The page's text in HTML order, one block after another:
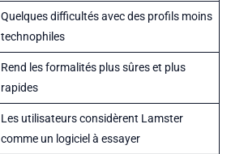
Quelques difficultés avec des profils moins
technophiles
Rend les formalités plus sûres et plus
rapides
Les utilisateurs considèrent Lamster
comme un logiciel à essayer